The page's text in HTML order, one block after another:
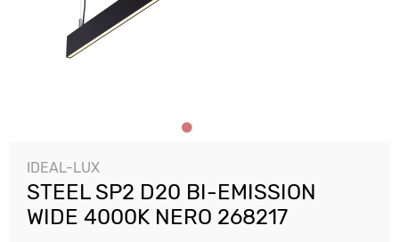
IDEAL-LUX
STEEL SP2 D20 BI-EMISSION
WIDE 4000K NERO 268217